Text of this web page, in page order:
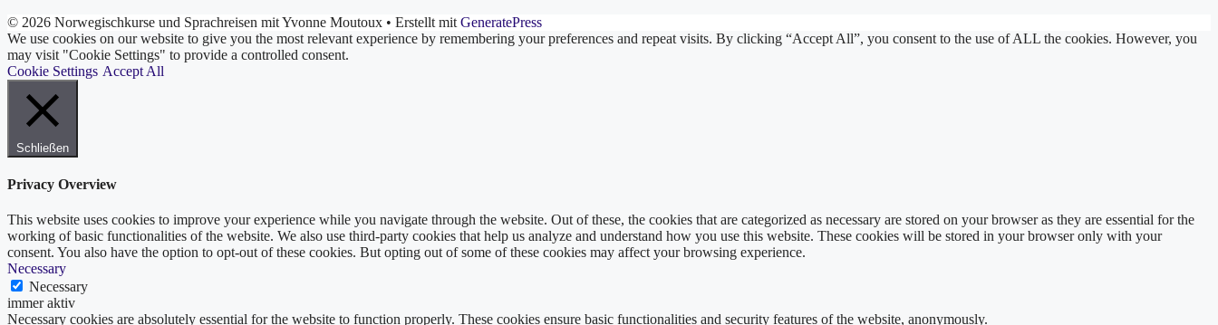
© 2026 Norwegischkurse und Sprachreisen mit Yvonne Moutoux • Erstellt mit GeneratePress
We use cookies on our website to give you the most relevant experience by remembering your preferences and repeat visits. By clicking “Accept All”, you consent to the use of ALL the cookies. However, you
may visit "Cookie Settings" to provide a controlled consent.
Cookie Settings Accept All
Schließen
Privacy Overview
This website uses cookies to improve your experience while you navigate through the website. Out of these, the cookies that are categorized as necessary are stored on your browser as they are essential for the
working of basic functionalities of the website. We also use third-party cookies that help us analyze and understand how you use this website. These cookies will be stored in your browser only with your
consent. You also have the option to opt-out of these cookies. But opting out of some of these cookies may affect your browsing experience.
Necessary
Necessary
immer aktiv
Necessary cookies are absolutely essential for the website to function properly. These cookies ensure basic functionalities and security features of the website, anonymously.